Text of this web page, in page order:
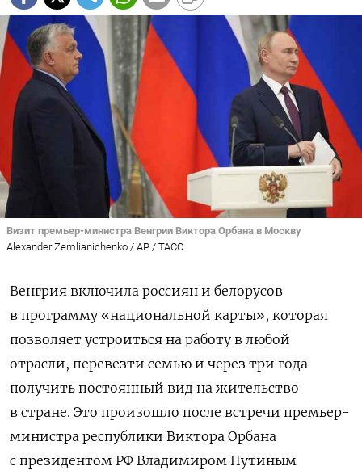
Визит премьер-министра Венгрии Виктора Орбана в Москву
Alexander Zemlianichenko / AP / ТАСС
Венгрия включила россиян и белорусов
в программу «национальной карты», которая
позволяет устроиться на работу в любой
отрасли, перевезти семью и через три года
получить постоянный вид на жительство
в стране. Это произошло после встречи премьер-
министра республики Виктора Орбана
с президентом РФ Владимиром Путиным